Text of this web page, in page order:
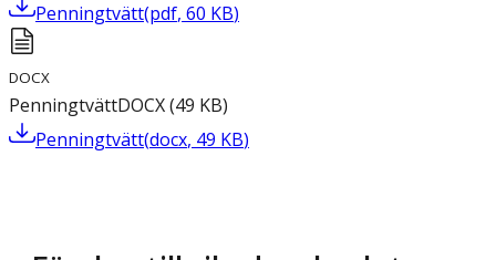
Penningtvätt(pdf, 60 KB)
DOCX
PenningtvättDOCX(49 KB)
Penningtvätt(docx, 49 KB)